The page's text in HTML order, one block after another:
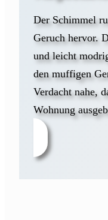
Der Schimmel
Geruch hervor.
und leicht
den muffigen
Verdacht nahe,
Wohnung